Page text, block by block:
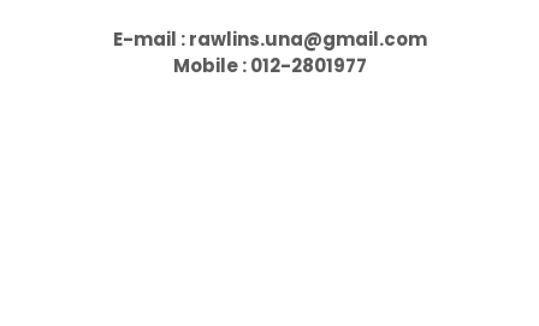
E-mail : rawlins.una@gmail.com
Mobile : 012-2801977